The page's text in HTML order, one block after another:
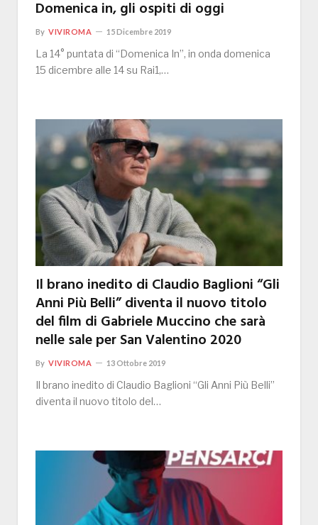
Domenica in, gli ospiti di oggi
By VIVIROMA 15 Dicembre 2019
La 14° puntata di “Domenica In”, in onda domenica
15 dicembre alle 14 su Rai1,…
Il brano inedito di Claudio Baglioni “Gli
Anni Più Belli” diventa il nuovo titolo
del film di Gabriele Muccino che sarà
nelle sale per San Valentino 2020
By VIVIROMA 13 Ottobre 2019
Il brano inedito di Claudio Baglioni “Gli Anni Più Belli”
diventa il nuovo titolo del…